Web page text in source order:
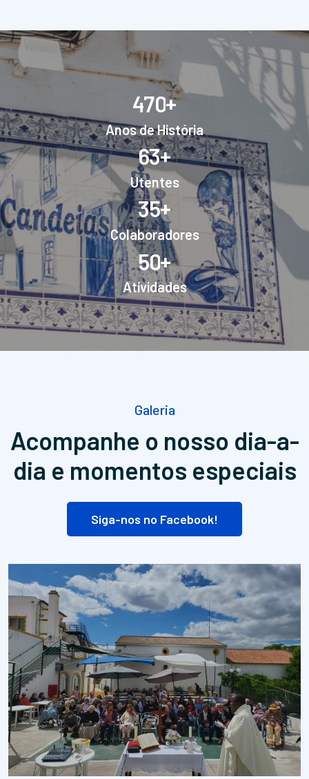
470+
Anos de História
63+
Utentes
35+
Colaboradores
50+
Atividades
Galeria
Acompanhe o nosso dia-a-
dia e momentos especiais
Siga-nos no Facebook!